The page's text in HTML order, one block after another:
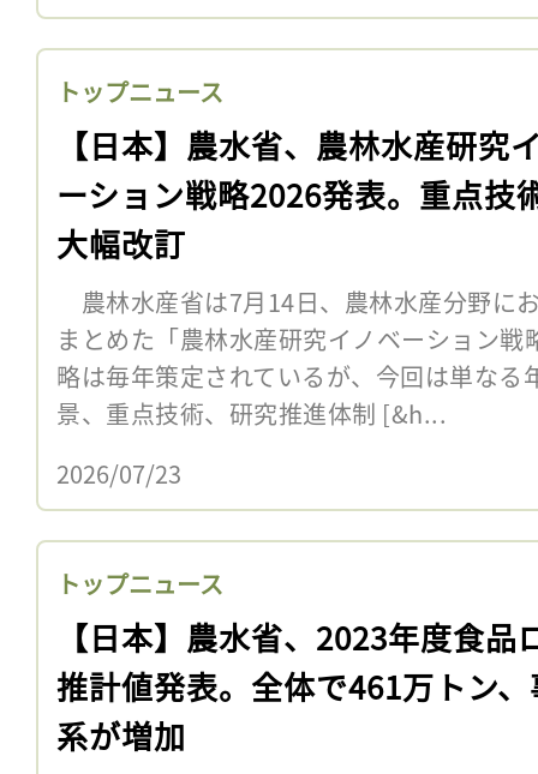
トップニュース
【日本】農水省、農林水産研究
ーション戦略2026発表。重点技
大幅改訂
農林水産省は7月14日、農林水産分野に
まとめた「農林水産研究イノベーション
略は毎年策定されているが、今回は単なる
景、重点技術、研究推進体制 [&h...
2026/07/23
トップニュース
【日本】農水省、2023年度食品
推計値発表。全体で461万トン
系が増加